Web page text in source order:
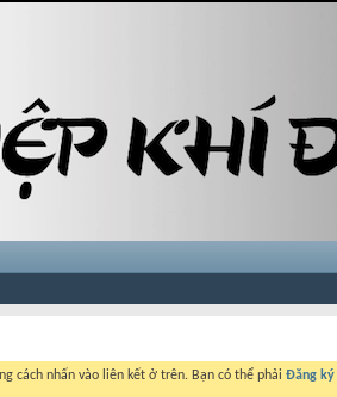
cách nhấn vào liên kết ở trên. Bạn có thể phải Đăng ký